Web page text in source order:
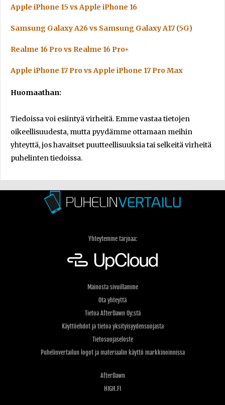
Apple iPhone 15 vs Apple iPhone 16
Samsung Galaxy A26 vs Samsung Galaxy A17 (5G)
Realme 16 Pro vs Realme 16 Pro+
Apple iPhone 17 Pro vs Apple iPhone 17 Pro Max
Huomaathan:
Tiedoissa voi esiintyä virheitä. Emme vastaa tietojen
oikeellisuudesta, mutta pyydämme ottamaan meihin
yhteyttä, jos havaitset puutteellisuuksia tai selkeitä virheitä
puhelinten tiedoissa.
Yhteytemme tarjoaa:
Mainosta sivuillamme
Ota yhteyttä
Tietoa AfterDawn Oy:stä
Käyttöehdot ja tietoa yksityisyydensuojasta
Tietosuojaseloste
Puhelinvertailun logot ja materiaalin käyttö markkinoinnissa
AfterDawn
HIGH.FI